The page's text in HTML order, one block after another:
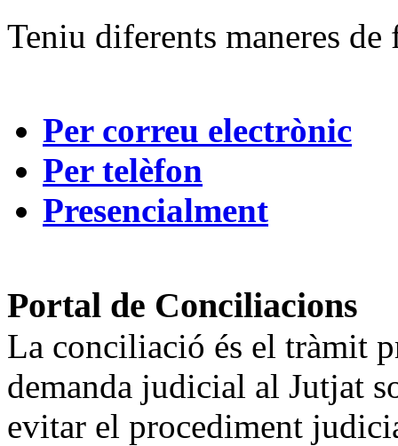
Teniu diferents maneres de
Per correu electrònic
Per telèfon
Presencialment
Portal de Conciliacions
La conciliació és el tràmit
demanda judicial al Jutjat
evitar el procediment